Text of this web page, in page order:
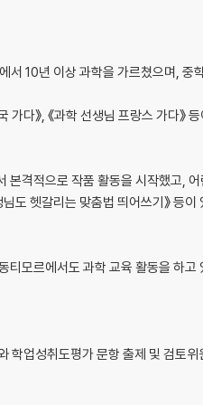
10년 이상 과학을 가르쳤으며, 중
다》, 《과학 선생님 프랑스 가다》
본격적으로 작품 활동을 시작했고,
도 헷갈리는 맞춤법 띄어쓰기》 등이
모르에서도 과학 교육 활동을 하
업성취도평가 문항 출제 및 검토